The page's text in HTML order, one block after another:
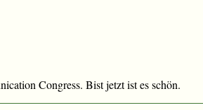
Congress. Bist jetzt ist es schön.